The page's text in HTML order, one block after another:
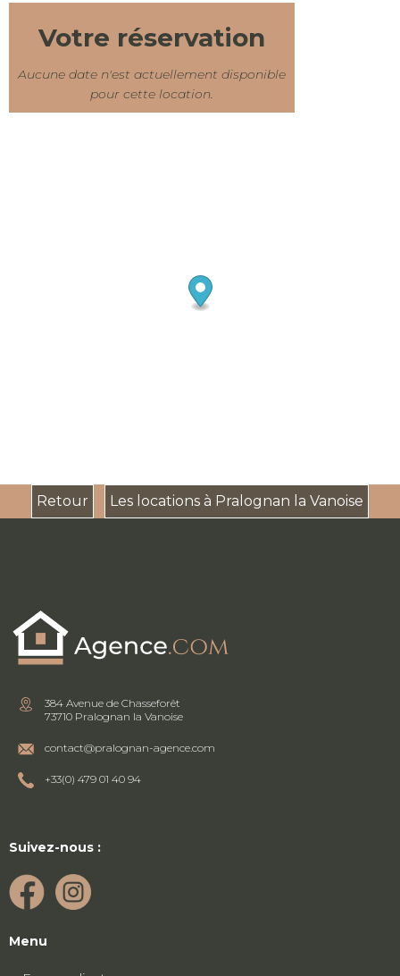
Votre réservation
Aucune date n'est actuellement disponible
pour cette location.
Retour Les locations à Pralognan la Vanoise
384 Avenue de Chasseforêt
73710 Pralognan la Vanoise
contact@pralognan-agence.com
+33(0) 479 01 40 94
Suivez-nous :
Menu